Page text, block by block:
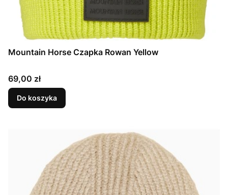
Mountain Horse Czapka Rowan Yellow
Cena
69,00 zł
Do koszyka